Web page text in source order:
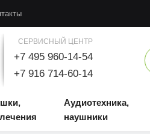
СЕРВИСНЫЙ ЦЕНТР
+7 495 960-14-54
+7 916 714-60-14
Аудиотехника,
наушники